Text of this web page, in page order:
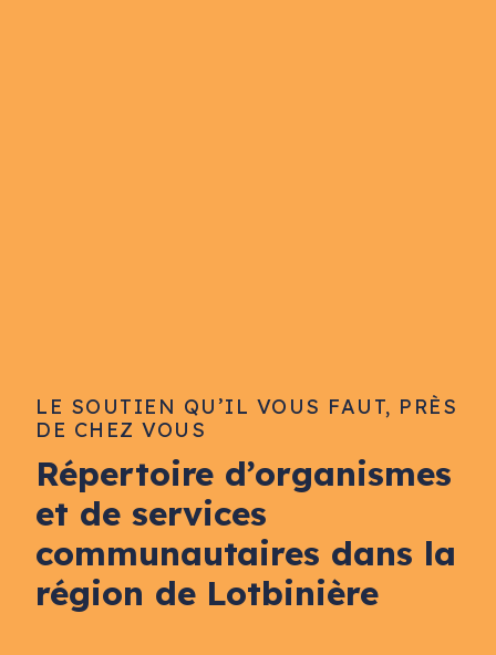
LE SOUTIEN QU’IL VOUS FAUT, PRÈS
DE CHEZ VOUS
Répertoire d’organismes
et de services
communautaires dans la
région de Lotbinière